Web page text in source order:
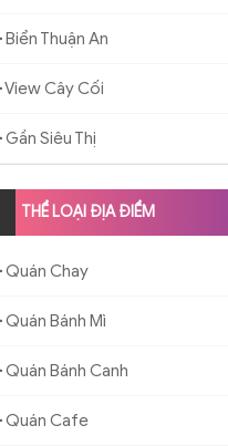
Biển Thuận An
View Cây Cối
Gần Siêu Thị
THỂ LOẠI ĐỊA ĐIỂM
Quán Chay
Quán Bánh Mì
Quán Bánh Canh
Quán Cafe